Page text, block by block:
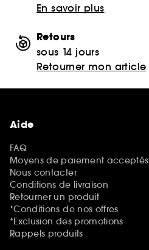
En savoir plus
Retours
sous 14 jours
Retourner mon article
Aide
FAQ
Moyens de paiement acceptés
Nous contacter
Conditions de livraison
Retourner un produit
*Conditions de nos offres
*Exclusion des promotions
Rappels produits